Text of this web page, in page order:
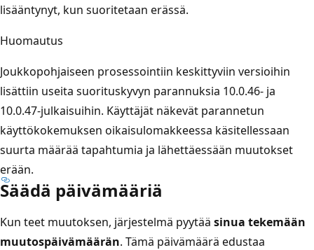
lisääntynyt, kun suoritetaan erässä.
Huomautus
Joukkopohjaiseen prosessointiin keskittyviin versioihin
lisättiin useita suorituskyvyn parannuksia 10.0.46- ja
10.0.47-julkaisuihin. Käyttäjät näkevät parannetun
käyttökokemuksen oikaisulomakkeessa käsitellessaan
suurta määrää tapahtumia ja lähettäessään muutokset
erään.
Säädä päivämääriä
Kun teet muutoksen, järjestelmä pyytää sinua tekemään
muutospäivämäärän. Tämä päivämäärä edustaa